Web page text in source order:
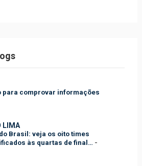
para comprovar informações
LIMA
Brasil: veja os oito times
às quartas de final… -